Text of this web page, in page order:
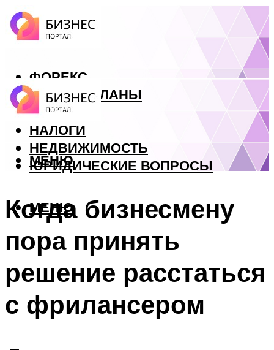
ФОРЕКС
БИЗНЕС ПЛАНЫ
КРЕДИТЫ
НАЛОГИ
НЕДВИЖИМОСТЬ
ЮРИДИЧЕСКИЕ ВОПРОСЫ
МЕНЮ
МЕНЮ
Когда бизнесмену
пора принять
решение расстаться
с фрилансером